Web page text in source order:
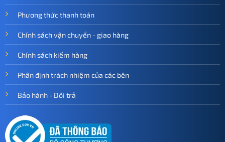
Phương thức thanh toán
Chính sách vận chuyển - giao hàng
Chính sách kiểm hàng
Phân định trách nhiệm của các bên
Bảo hành - Đổi trả